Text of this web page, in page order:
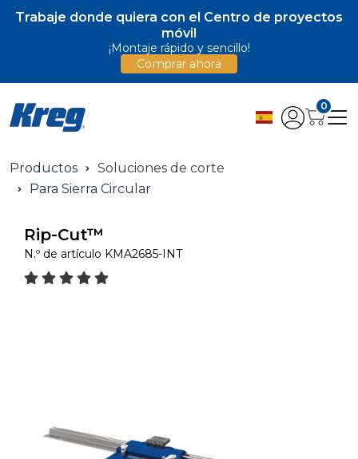
Trabaje donde quiera con el Centro de proyectos
móvil
¡Montaje rápido y sencillo!
Comprar ahora
0
Productos
Soluciones de corte
Para Sierra Circular
Rip-Cut™
N.º de artículo KMA2685-INT